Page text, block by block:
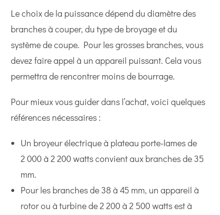
Le choix de la puissance dépend du diamètre des
branches à couper, du type de broyage et du
système de coupe. Pour les grosses branches, vous
devez faire appel à un appareil puissant. Cela vous
permettra de rencontrer moins de bourrage.
Pour mieux vous guider dans l’achat, voici quelques
références nécessaires :
Un broyeur électrique à plateau porte-lames de
2 000 à 2 200 watts convient aux branches de 35
mm.
Pour les branches de 38 à 45 mm, un appareil à
rotor ou à turbine de 2 200 à 2 500 watts est à